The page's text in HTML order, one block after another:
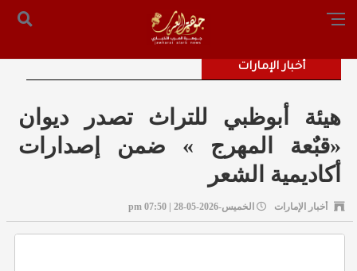
الرئيسية
التحرير: المستشار محمد صالح الملكاوي [ 00962795755033 ]
أخبار الإمارات
هيئة أبوظبي للتراث تصدر ديوان
«قبٌعة المهرج » ضمن إصدارات
أكاديمية الشعر
أخبار الإمارات الخميس-2026-05-28 | 07:50 pm